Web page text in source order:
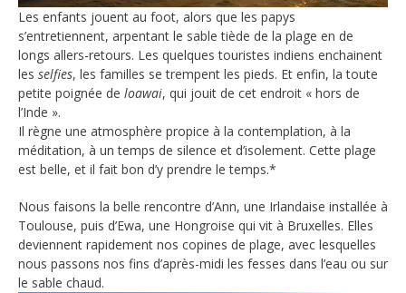
Les enfants jouent au foot, alors que les papys
s’entretiennent, arpentant le sable tiède de la plage en de
longs allers-retours. Les quelques touristes indiens enchainent
les selfies, les familles se trempent les pieds. Et enfin, la toute
petite poignée de loawai, qui jouit de cet endroit « hors de
l’Inde ».
Il règne une atmosphère propice à la contemplation, à la
méditation, à un temps de silence et d’isolement. Cette plage
est belle, et il fait bon d’y prendre le temps.*
Nous faisons la belle rencontre d’Ann, une Irlandaise installée à
Toulouse, puis d’Ewa, une Hongroise qui vit à Bruxelles. Elles
deviennent rapidement nos copines de plage, avec lesquelles
nous passons nos fins d’après-midi les fesses dans l’eau ou sur
le sable chaud.